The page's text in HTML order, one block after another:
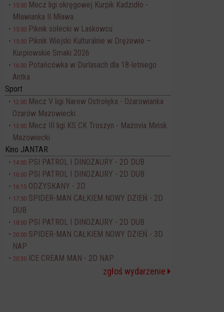
15:00 Mecz ligi okręgowej Kurpik Kadzidło -
Mławianka II Mława
15:00 Piknik sołecki w Laskowcu
15:00 Piknik Wiejski Kulturalnie w Drężewie –
Kurpiowskie Smaki 2026
16:00 Potańcówka w Durlasach dla 18-letniego
Antka
Sport
12:00 Mecz V ligi Narew Ostrołęka - Ożarowianka
Ożarów Mazowiecki
13:00 Mecz III ligi KS CK Troszyn - Mazovia Mińsk
Mazowiecki
Kino JANTAR
14:00 PSI PATROL I DINOZAURY - 2D DUB
16:00 PSI PATROL I DINOZAURY - 2D DUB
16:15 ODZYSKANY - 2D
17:50 SPIDER-MAN CAŁKIEM NOWY DZIEŃ - 2D
DUB
18:00 PSI PATROL I DINOZAURY - 2D DUB
20:00 SPIDER-MAN CAŁKIEM NOWY DZIEŃ - 3D
NAP
20:30 ICE CREAM MAN - 2D NAP
zgłoś wydarzenie